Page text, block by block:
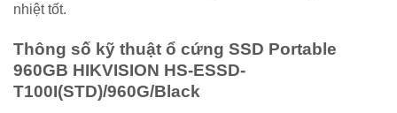
nhiệt tốt.
Thông số kỹ thuật ổ cứng SSD Portable
960GB HIKVISION HS-ESSD-
T100I(STD)/960G/Black